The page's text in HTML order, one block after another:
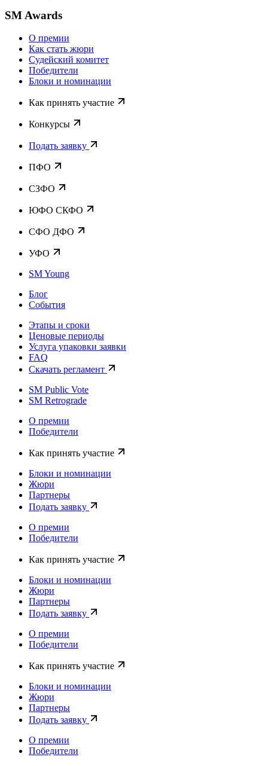
SM Awards
О премии
Как стать жюри
Судейский комитет
Победители
Блоки и номинации
Как принять участие
Конкурсы
Подать заявку
ПФО
СЗФО
ЮФО СКФО
CФО ДФО
УФО
SM Young
Блог
События
Этапы и сроки
Ценовые периоды
Услуга упаковки заявки
FAQ
Скачать регламент
SM Public Vote
SM Retrograde
О премии
Победители
Как принять участие
Блоки и номинации
Жюри
Партнеры
Подать заявку
О премии
Победители
Как принять участие
Блоки и номинации
Жюри
Партнеры
Подать заявку
О премии
Победители
Как принять участие
Блоки и номинации
Жюри
Партнеры
Подать заявку
О премии
Победители